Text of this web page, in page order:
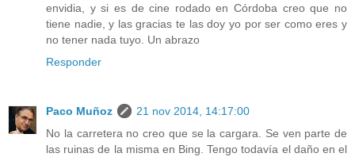
envidia, y si es de cine rodado en Córdoba creo que no
tiene nadie, y las gracias te las doy yo por ser como eres y
no tener nada tuyo. Un abrazo
Responder
Paco Muñoz
21 nov 2014, 14:17:00
No la carretera no creo que se la cargara. Se ven parte de
las ruinas de la misma en Bing. Tengo todavía el daño en el